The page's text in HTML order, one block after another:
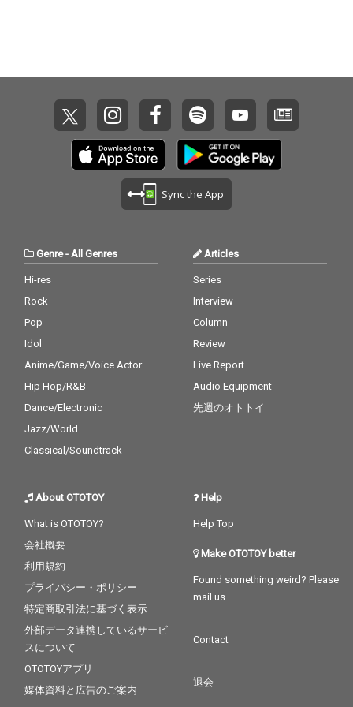
Sync the App
Genre-All Genres
Hi-res
Rock
Pop
Idol
Anime/Game/Voice Actor
Hip Hop/R&B
Dance/Electronic
Jazz/World
Classical/Soundtrack
Articles
Series
Interview
Column
Review
Live Report
Audio Equipment
先週のオトトイ
About OTOTOY
What is OTOTOY?
会社概要
利用規約
プライバシー・ポリシー
特定商取引法に基づく表示
外部データ連携しているサービ
スについて
OTOTOYアプリ
媒体資料と広告のご案内
Help
Help Top
Make OTOTOY better
Found something weird? Please
mail us
Contact
退会